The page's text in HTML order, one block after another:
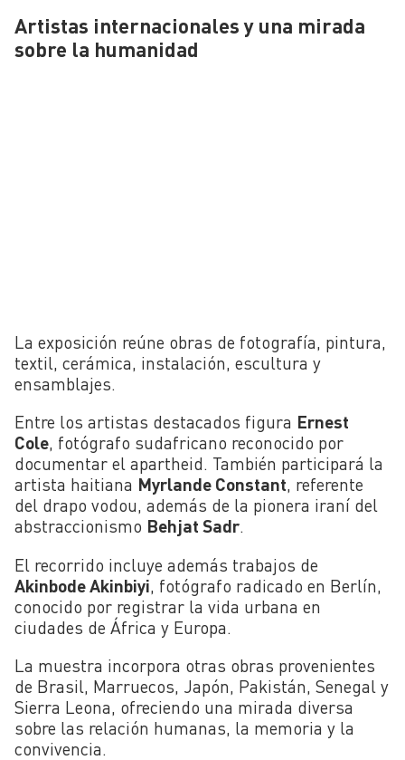
Artistas internacionales y una mirada
sobre la humanidad
La exposición reúne obras de fotografía, pintura,
textil, cerámica, instalación, escultura y
ensamblajes.
Entre los artistas destacados figura Ernest
Cole, fotógrafo sudafricano reconocido por
documentar el apartheid. También participará la
artista haitiana Myrlande Constant, referente
del drapo vodou, además de la pionera iraní del
abstraccionismo Behjat Sadr.
El recorrido incluye además trabajos de
Akinbode Akinbiyi , fotógrafo radicado en Berlín,
conocido por registrar la vida urbana en
ciudades de África y Europa.
La muestra incorpora otras obras provenientes
de Brasil, Marruecos, Japón, Pakistán, Senegal y
Sierra Leona, ofreciendo una mirada diversa
sobre las relación humanas, la memoria y la
convivencia.